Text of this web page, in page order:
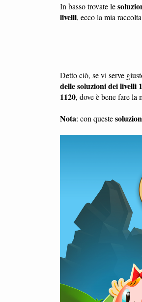
In basso trovate le
livelli, ecco la mia
Detto ciò, se vi serve
delle soluzioni dei livelli
1120, dove è bene fare la
Nota: con queste